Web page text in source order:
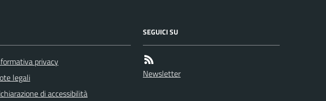
privacy
legali
di accessibilità
SEGUICI SU
Newsletter